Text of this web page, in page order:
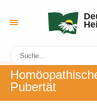
Pubertät